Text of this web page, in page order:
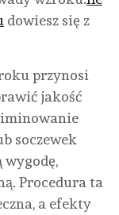
dowiesz się z
przynosi
jakość
soczewek
Procedura ta
a efekty